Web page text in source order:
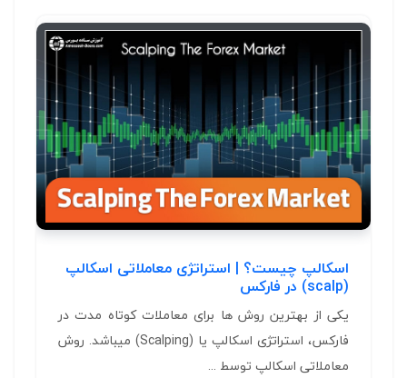
اسکالپ چیست؟ | استراتژی معاملاتی اسکالپ
(scalp) در فارکس
یکی از بهترین روش ها برای معاملات کوتاه مدت در
فارکس، استراتژی اسکالپ یا (Scalping) میباشد. روش
معاملاتی اسکالپ توسط ...